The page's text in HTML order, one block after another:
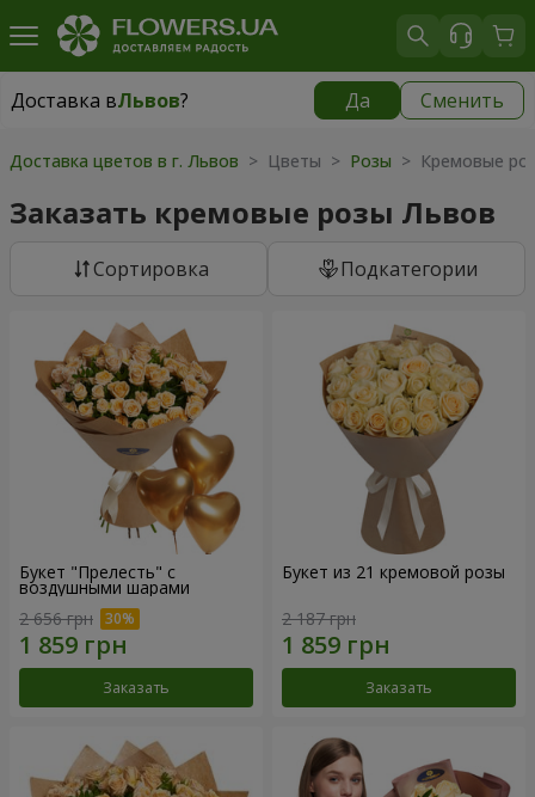
Доставка вЛьвов? Да Сменить
Доставка вЛьвов|
Доставка цветов в г. Львов > Цветы > Розы > Кремовые
Заказать кремовые розы Львов
Cортировка Подкатегории
Букет "Прелесть" с
воздушными шарами
2 656 грн
Заказать
Букет из 21 кремовой розы
2 187 грн
Заказать